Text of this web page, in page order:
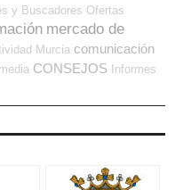
y Buscadores Ofertas
mercado de
Murcia comunicación
CONSEJOS Informes